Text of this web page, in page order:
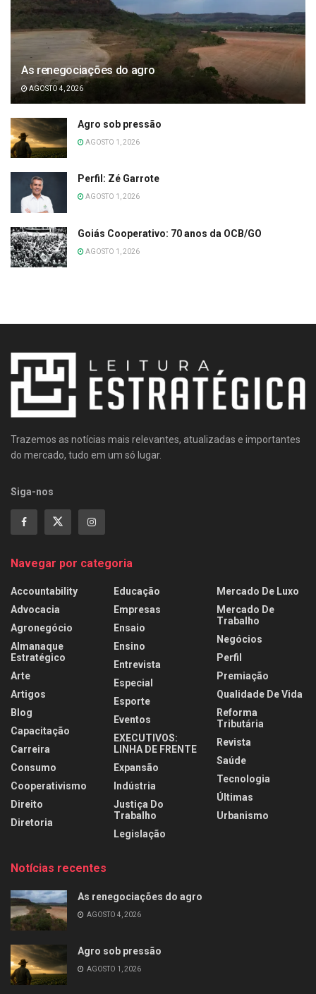
As renegociações do agro
AGOSTO 4, 2026
Agro sob pressão
AGOSTO 1, 2026
Perfil: Zé Garrote
AGOSTO 1, 2026
Goiás Cooperativo: 70 anos da OCB/GO
AGOSTO 1, 2026
Trazemos as notícias mais relevantes, atualizadas e importantes
do mercado, tudo em um só lugar.
Siga-nos
Navegar por categoria
Accountability
Advocacia
Agronegócio
Almanaque
Estratégico
Arte
Artigos
Blog
Capacitação
Carreira
Consumo
Cooperativismo
Direito
Diretoria
Educação
Empresas
Ensaio
Ensino
Entrevista
Especial
Esporte
Eventos
EXECUTIVOS:
LINHA DE FRENTE
Expansão
Indústria
Justiça Do
Trabalho
Legislação
Mercado De Luxo
Mercado De
Trabalho
Negócios
Perfil
Premiação
Qualidade De Vida
Reforma
Tributária
Revista
Saúde
Tecnologia
Últimas
Urbanismo
Notícias recentes
As renegociações do agro
AGOSTO 4, 2026
Agro sob pressão
AGOSTO 1, 2026